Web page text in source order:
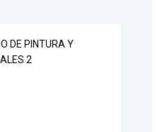
DE PINTURA Y
2